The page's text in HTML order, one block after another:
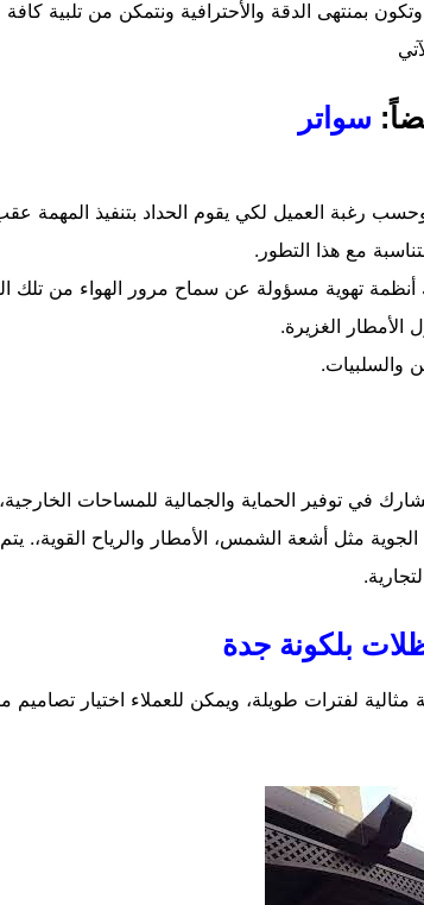
الدقة والأحترافية ونتمكن من تلبية كافة
سواتر
رغبة العميل لكي يقوم الحداد بتنفيذ المهمة عقب
مع هذا التطور.
أنظمة تهوية مسؤولة عن سماح مرور الهواء من تلك
الأمطار الغزيرة.
والسلبيات.
في توفير الحماية والجمالية للمساحات
مثل أشعة الشمس، الأمطار والرياح القوية،.
بلكونة جدة
لفترات طويلة، ويمكن للعملاء اختيار تصاميم